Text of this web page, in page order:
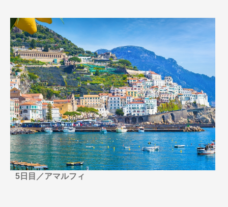
夢の休日 | 海外旅行
目的・テーマから探す
美術鑑賞
ヨーロッパの田舎（村・町）
名門・名物ホテルに泊まる
特別企画
グルメ
リゾート
一都市滞在
お祭り・イベント
絶景
日系航空会社で行く
世界遺産を訪れる
1度は見てみたい遺跡
野生動物に出合う
目的・テーマから探す
紅葉
花火
祭り
季節の風景
特別企画
ラグジュアリーバスでめぐる
ガンツウ
ななつ星in九州
TWILIGHT EXPRESS 瑞風
美食・旬の味覚を味わう
アドベンチャーツーリズム・ウォー
キング
観光列車
島旅
芸術鑑賞（美術、音楽）・講師同行
の旅
5日目／アマルフィ